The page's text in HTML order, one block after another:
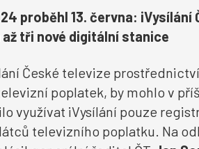
proběhl 13. června: iVysílání
tři nové digitální stanice
České televize
poplatek, by mohlo v
využívat iVysílání pouze
televizního poplatku. Na